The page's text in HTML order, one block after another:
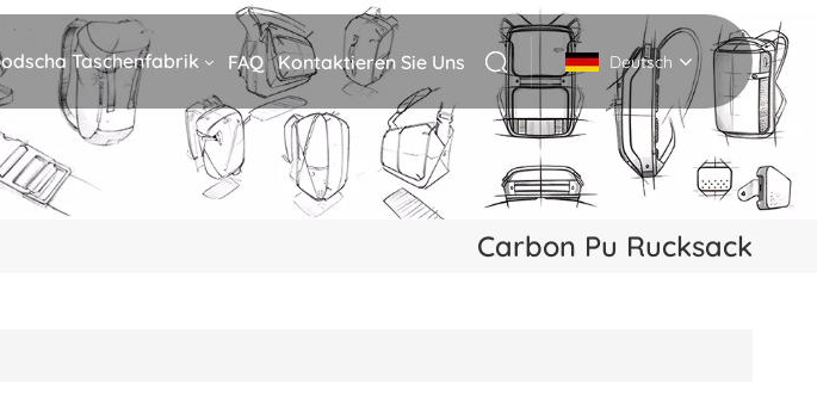
Taschenfabrik FAQ Kontaktieren Sie Uns Deutsch
English
Deutsch
Italiano
Carbon Pu Rucksack